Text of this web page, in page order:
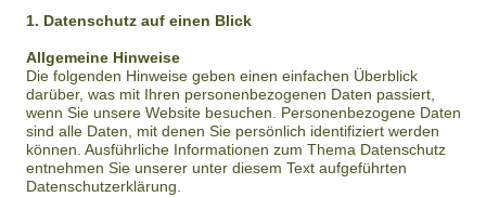
1. Datenschutz auf einen Blick
Allgemeine Hinweise
Die folgenden Hinweise geben einen einfachen Überblick
darüber, was mit Ihren personenbezogenen Daten passiert,
wenn Sie unsere Website besuchen. Personenbezogene Daten
sind alle Daten, mit denen Sie persönlich identifiziert werden
können. Ausführliche Informationen zum Thema Datenschutz
entnehmen Sie unserer unter diesem Text aufgeführten
Datenschutzerklärung.